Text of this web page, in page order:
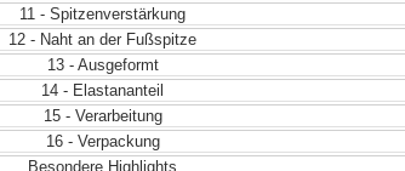
11 - Spitzenverstärkung
12 - Naht an der Fußspitze
13 - Ausgeformt
14 - Elastananteil
15 - Verarbeitung
16 - Verpackung
Besondere Highlights